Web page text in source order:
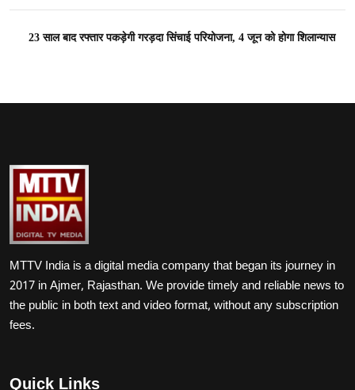
23 साल बाद रफ्तार पकड़ेगी गरड़दा सिंचाई परियोजना, 4 जून को होगा शिलान्यास
MTTV India is a digital media company that began its journey in
2017 in Ajmer, Rajasthan. We provide timely and reliable news to
the public in both text and video format, without any subscription
fees.
Quick Links